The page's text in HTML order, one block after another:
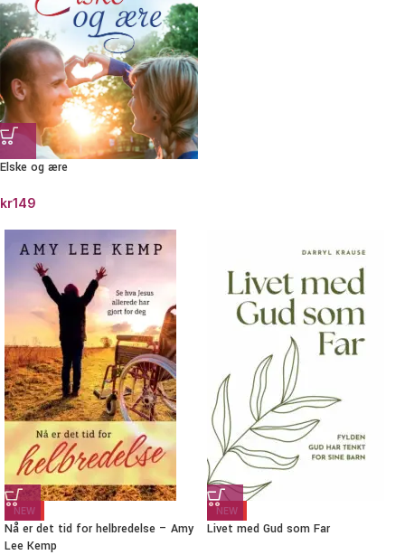
Elske og ære
kr149
NEW
Nå er det tid for helbredelse – Amy
Lee Kemp
NEW
Livet med Gud som Far